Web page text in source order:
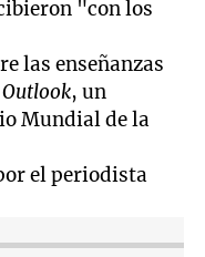
"con los
las enseñanzas
Outlook, un
Mundial de la
el periodista